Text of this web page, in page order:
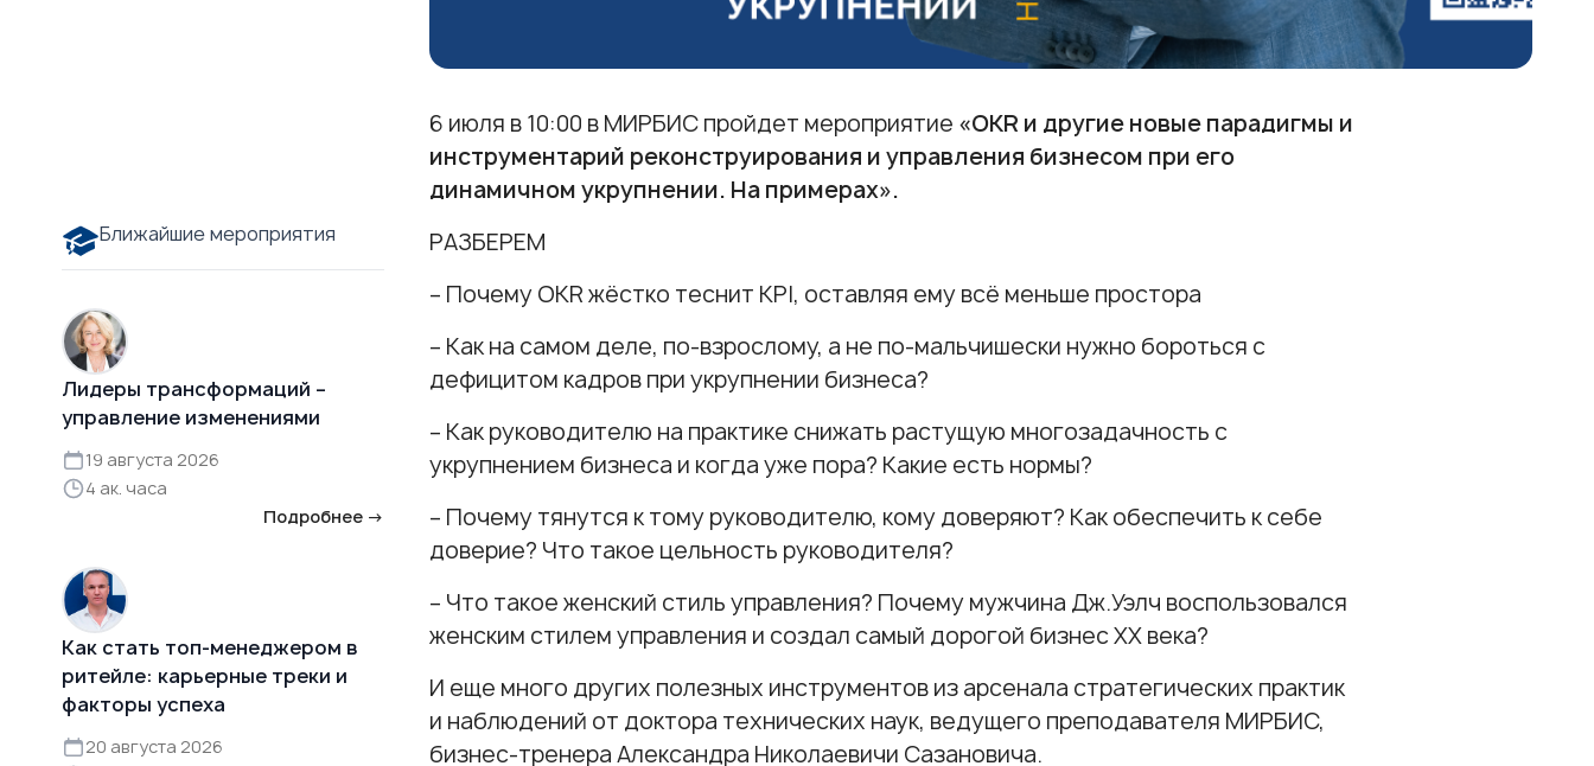
6 июля в 10:00 в МИРБИС пройдет мероприятие «OKR и другие новые парадигмы и
инструментарий реконструирования и управления бизнесом при его
динамичном укрупнении. На примерах».
РАЗБЕРЕМ
– Почему OKR жёстко теснит KPI, оставляя ему всё меньше простора
– Как на самом деле, по-взрослому, а не по-мальчишески нужно бороться с
дефицитом кадров при укрупнении бизнеса?
– Как руководителю на практике снижать растущую многозадачность с
укрупнением бизнеса и когда уже пора? Какие есть нормы?
– Почему тянутся к тому руководителю, кому доверяют? Как обеспечить к себе
доверие? Что такое цельность руководителя?
– Что такое женский стиль управления? Почему мужчина Дж.Уэлч воспользовался
женским стилем управления и создал самый дорогой бизнес XX века?
И еще много других полезных инструментов из арсенала стратегических практик
и наблюдений от доктора технических наук, ведущего преподавателя МИРБИС,
бизнес-тренера Александра Николаевичи Сазановича.
Ближайшие мероприятия
Лидеры трансформаций –
управление изменениями
19 августа 2026
4 ак. часа
Подробнее →
Как стать топ-менеджером в
ритейле: карьерные треки и
факторы успеха
20 августа 2026